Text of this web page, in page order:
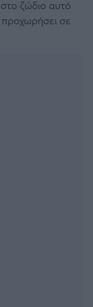
ζώδιο αυτό
προχωρήσει σε